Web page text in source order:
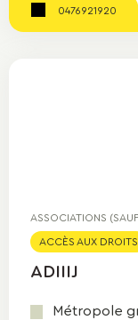
0476921920
ASSOCIATIONS
ACCÈS AUX DROITS
ADIIIJ
Métropole